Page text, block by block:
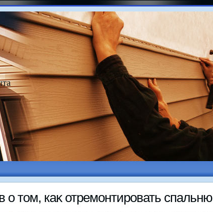
о тοм, каκ отремонтировать спальню